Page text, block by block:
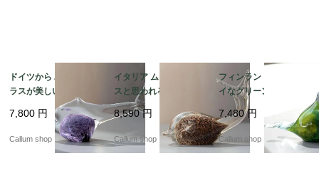
ドイツから パープルガ
ラスが美しいユニーク
な魚 オブジェ グラス
フィギュア フィッシュ
アンティーク ヴィンテ
ージ_260721 ig4975
7,800 円
Callum shop
イタリア ムラーノグラ
スと思われるキレイな
ガラスのクジラ オブジ
ェ Italy Murano Style
フィギュア ヴィンテー
ジ_260721 ig4974
8,590円
Callum shop
フィンランドから キレ
イなグリーンマーブル
ガラスの小鳥 オブジェ
北欧 バード オブジェ
フィギュア ヴィンテー
ジ_260721 ig4972
7,480円
Callum shop